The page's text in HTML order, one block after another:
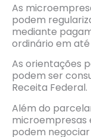
As
podem
mediante
ordinário em até
As orientações
podem ser
Receita Federal.
Além do
microempresas
podem